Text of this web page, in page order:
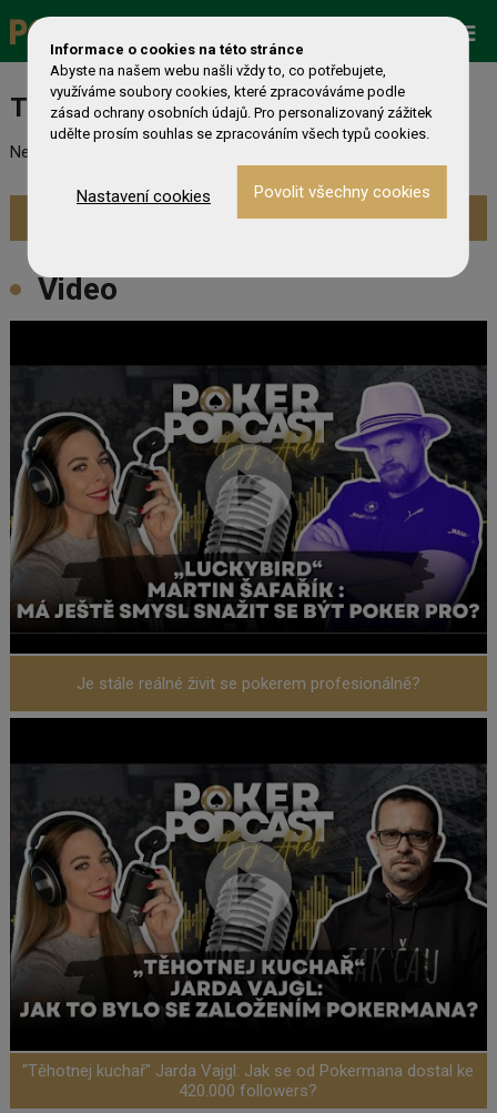
Turnaj nebyl nalezen
Nebyl nalezen odpovídající turnaj. Prevděpodobně již skončil.
Zobrazit aktuální turnaje »
Video
Je stále reálné živit se pokerem profesionálně?
"Těhotnej kuchař" Jarda Vajgl: Jak se od Pokermana dostal ke
420.000 followers?
Informace o cookies na této stránce
Abyste na našem webu našli vždy to, co potřebujete,
využíváme soubory cookies, které zpracováváme podle
zásad ochrany osobních údajů. Pro personalizovaný zážitek
udělte prosím souhlas se zpracováním všech typů cookies.
Nastavení cookies